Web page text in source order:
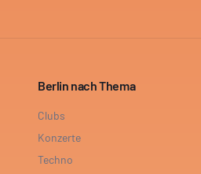
Berlin nach Thema
Clubs
Konzerte
Techno